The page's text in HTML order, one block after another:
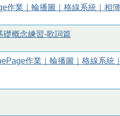
作業｜輪播圖｜格線系統｜相
礎概念練習-歌詞篇
作業｜輪播圖｜格線系統